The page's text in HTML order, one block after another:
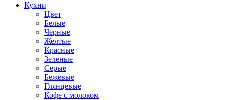
Кухни
Цвет
Белые
Черные
Желтые
Красные
Зеленые
Серые
Бежевые
Глянцевые
Кофе с молоком